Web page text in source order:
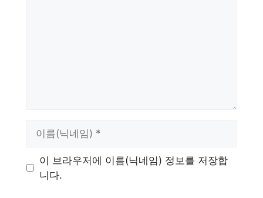
이 브라우저에 이름(닉네임) 정보를 저장합
니다.